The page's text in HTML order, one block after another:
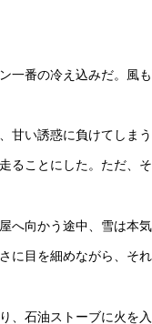
一番の冷え込みだ。風
甘い誘惑に負けてしまう
ることにした。ただ、そ
へ向かう途中、雪は本気
に目を細めながら、それ
、石油ストーブに火を入